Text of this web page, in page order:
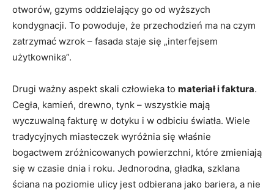
otworów, gzyms oddzielający go od wyższych
kondygnacji. To powoduje, że przechodzień ma na czym
zatrzymać wzrok – fasada staje się „interfejsem
użytkownika”.
Drugi ważny aspekt skali człowieka to materiał i faktura.
Cegła, kamień, drewno, tynk – wszystkie mają
wyczuwalną fakturę w dotyku i w odbiciu światła. Wiele
tradycyjnych miasteczek wyróżnia się właśnie
bogactwem zróżnicowanych powierzchni, które zmieniają
się w czasie dnia i roku. Jednorodna, gładka, szklana
ściana na poziomie ulicy jest odbierana jako bariera, a nie